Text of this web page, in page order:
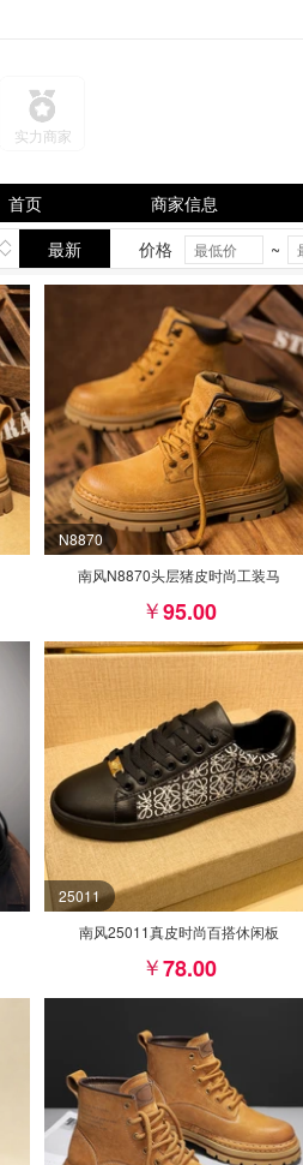
实力商家
首页 商家信息
最新 价格 ~
N8870
南风N8870头层猪皮时尚工装马
95.00
25011
南风25011真皮时尚百搭休闲板
78.00